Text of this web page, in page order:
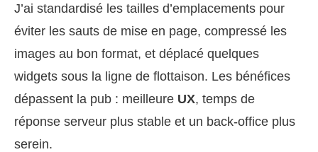
J’ai standardisé les tailles d’emplacements pour
éviter les sauts de mise en page, compressé les
images au bon format, et déplacé quelques
widgets sous la ligne de flottaison. Les bénéfices
dépassent la pub : meilleure UX, temps de
réponse serveur plus stable et un back-office plus
serein.